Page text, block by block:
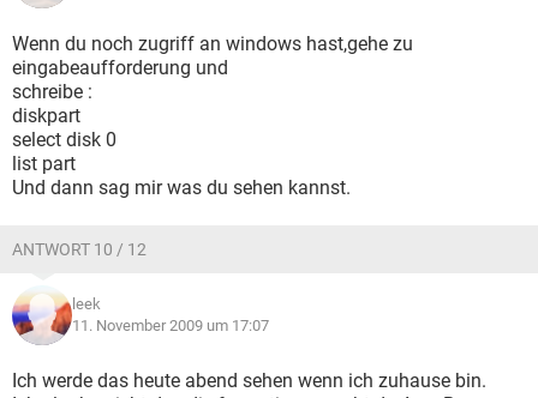
Wenn du noch zugriff an windows hast,gehe zu
eingabeaufforderung und
schreibe :
diskpart
select disk 0
list part
Und dann sag mir was du sehen kannst.
ANTWORT 10 / 12
leek
11. November 2009 um 17:07
Ich werde das heute abend sehen wenn ich zuhause bin.